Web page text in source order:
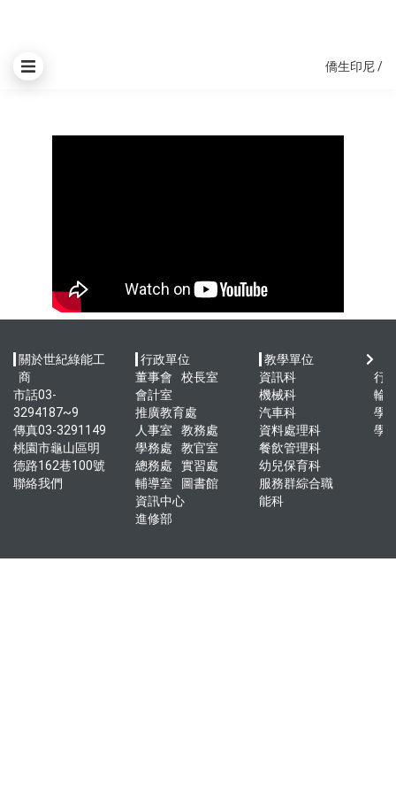
僑生印尼/
關於世紀綠能工
商
市話03-
3294187~9
傳真03-3291149
桃園市龜山區明
德路162巷100號
聯絡我們
行政單位
董事會
校長室
會計室
推廣教育處
人事室
教務處
學務處
教官室
總務處
實習處
輔導室
圖書館
資訊中心
進修部
教學單位
資訊科
機械科
汽車科
資料處理科
餐飲管理科
幼兒保育科
服務群綜合職
能科
行
輪
學
學